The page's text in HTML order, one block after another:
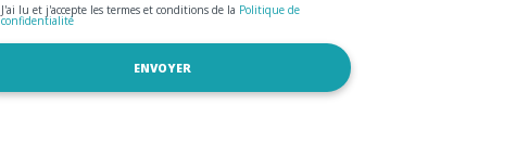
J'ai lu et j'accepte les termes et conditions de la Politique de
confidentialité